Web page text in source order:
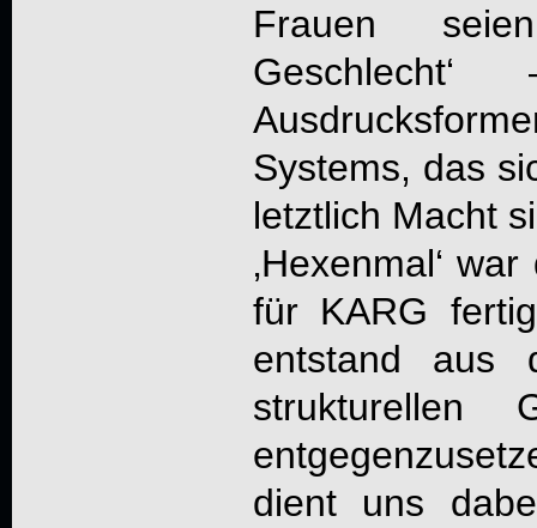
Frauen
Systems, das
letztlich Macht
‚Hexenmal‘
für KARG
entstand aus
strukturellen
dient uns